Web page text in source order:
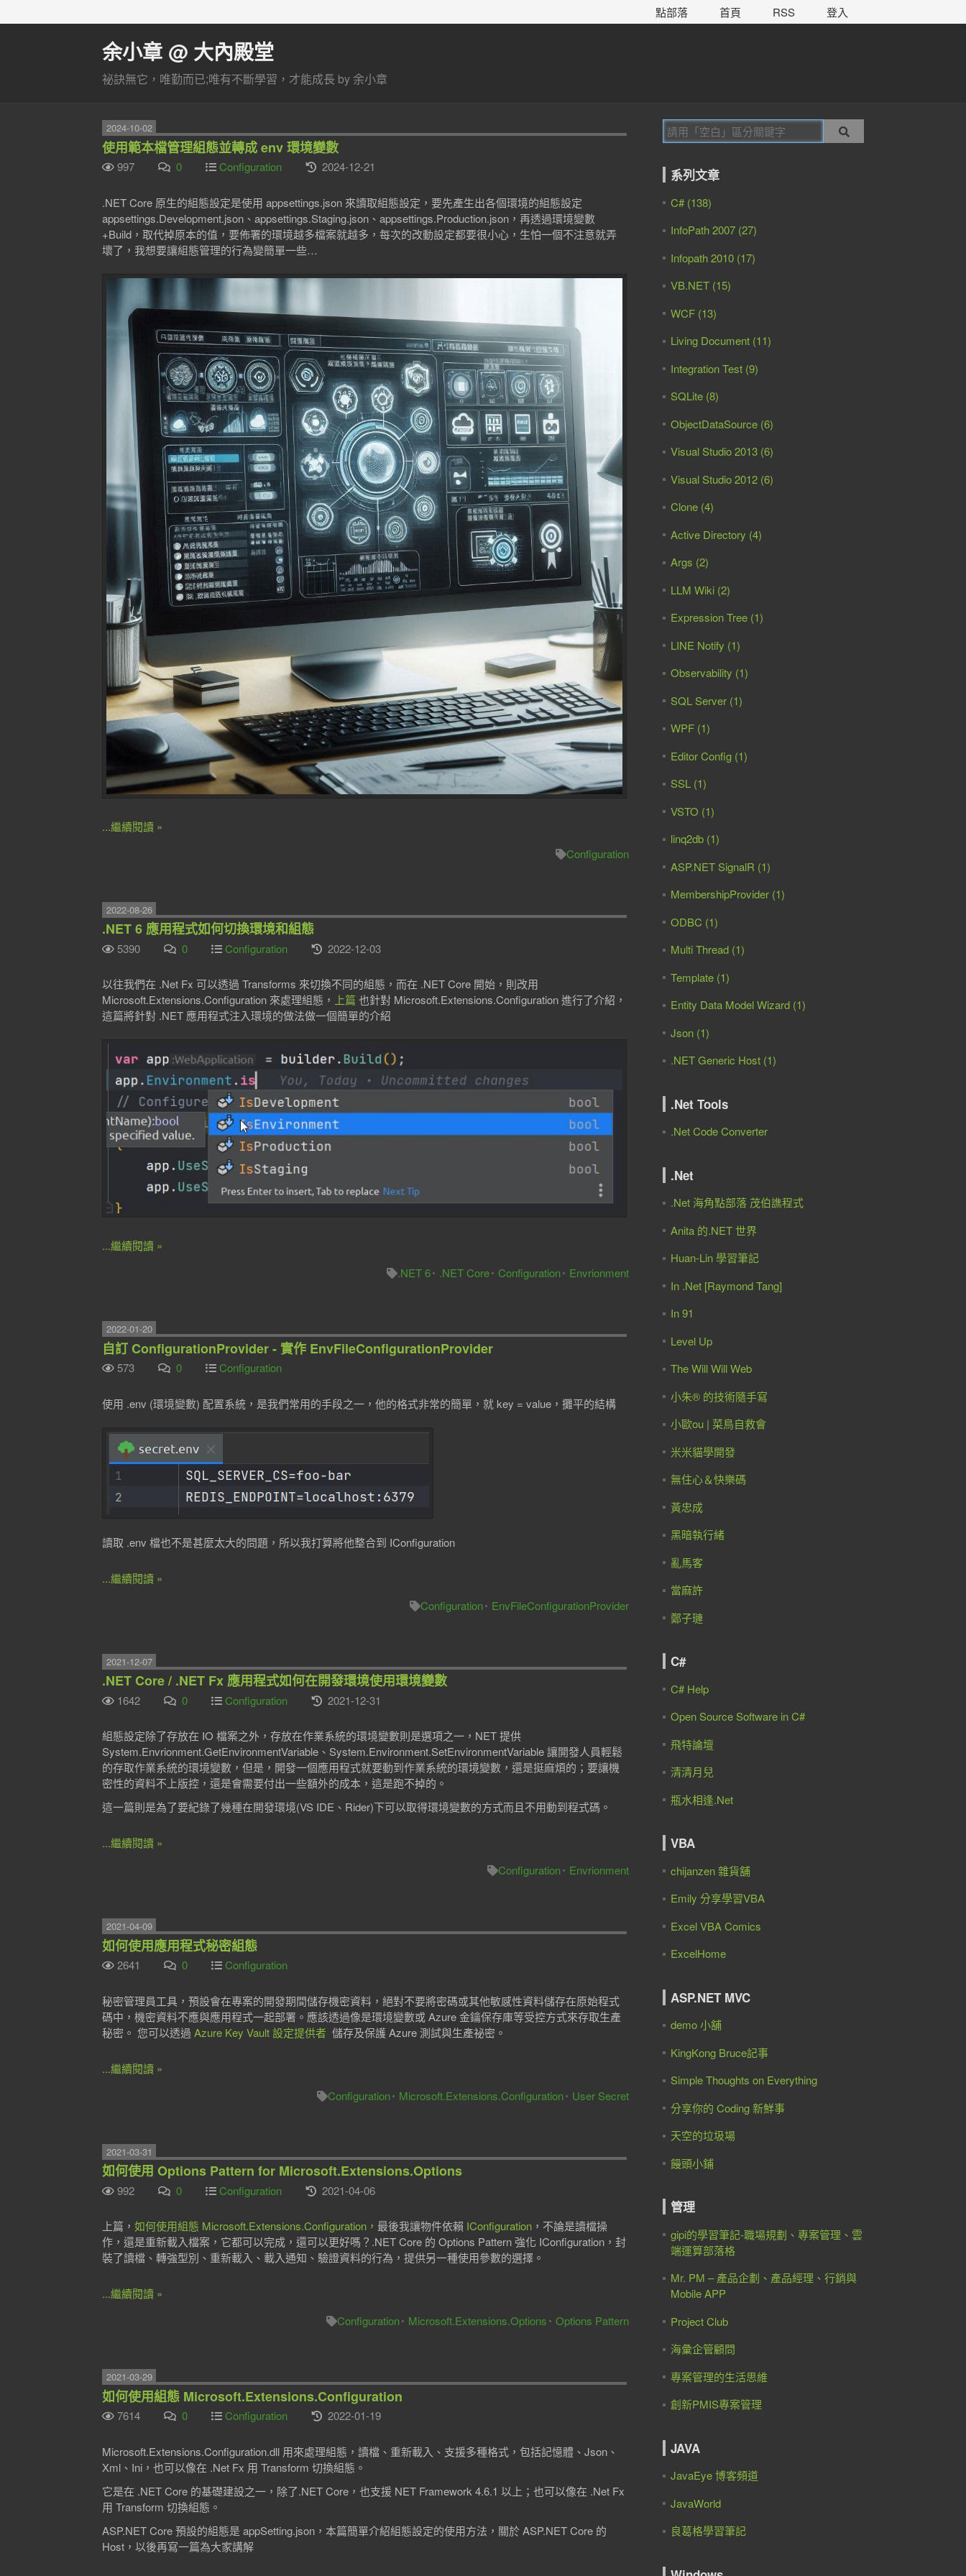
點部落 首頁 RSS 登入
余小章 @ 大內殿堂
祕訣無它，唯勤而已;唯有不斷學習，才能成長 by 余小章
2024-10-02
使用範本檔管理組態並轉成 env 環境變數
997 0 Configuration 2024-12-21
.NET Core 原生的組態設定是使用 appsettings.json 來讀取組態設定，要先產生出各個環境的組態設定
appsettings.Development.json、appsettings.Staging.json、appsettings.Production.json，再透過環境變數
+Build，取代掉原本的值，要佈署的環境越多檔案就越多，每次的改動設定都要很小心，生怕一個不注意就弄
壞了，我想要讓組態管理的行為變簡單一些…
...繼續閱讀 »
Configuration
2022-08-26
.NET 6 應用程式如何切換環境和組態
5390 0 Configuration 2022-12-03
以往我們在 .Net Fx 可以透過 Transforms 來切換不同的組態，而在 .NET Core 開始，則改用
Microsoft.Extensions.Configuration 來處理組態， 上篇也針對 Microsoft.Extensions.Configuration 進行了介紹，
這篇將針對 .NET 應用程式注入環境的做法做一個簡單的介紹
...繼續閱讀 »
.NET 6
.NET Core Configuration Envrionment
2022-01-20
自訂 ConfigurationProvider - 實作 EnvFileConfigurationProvider
573 0 Configuration
使用 .env (環境變數) 配置系統，是我們常用的手段之一，他的格式非常的簡單，就 key = value，攤平的結構
讀取 .env 檔也不是甚麼太大的問題，所以我打算將他整合到 IConfiguration
...繼續閱讀 »
Configuration
EnvFileConfigurationProvider
2021-12-07
.NET Core / .NET Fx 應用程式如何在開發環境使用環境變數
1642 0 Configuration 2021-12-31
組態設定除了存放在 IO 檔案之外，存放在作業系統的環境變數則是選項之一，NET 提供
System.Envrionment.GetEnvironmentVariable、System.Environment.SetEnvironmentVariable 讓開發人員輕鬆
的存取作業系統的環境變數，但是，開發一個應用程式就要動到作業系統的環境變數，還是挺麻煩的；要讓機
密性的資料不上版控，還是會需要付出一些額外的成本，這是跑不掉的。
這一篇則是為了要紀錄了幾種在開發環境(VS IDE、Rider)下可以取得環境變數的方式而且不用動到程式碼。
...繼續閱讀 »
Configuration
Envrionment
2021-04-09
如何使用應用程式秘密組態
2641 0 Configuration
秘密管理員工具，預設會在專案的開發期間儲存機密資料，絕對不要將密碼或其他敏感性資料儲存在原始程式
碼中，機密資料不應與應用程式一起部署。應該透過像是環境變數或 Azure 金鑰保存庫等受控方式來存取生產
秘密。 您可以透過 Azure Key Vault 設定提供者 儲存及保護 Azure 測試與生產祕密。
...繼續閱讀 »
Configuration
Microsoft.Extensions.Configuration User Secret
2021-03-31
如何使用 Options Pattern for Microsoft.Extensions.Options
992 0 Configuration 2021-04-06
上篇， 如何使用組態 Microsoft.Extensions.Configuration， 最後我讓物件依賴 IConfiguration ，不論是讀檔操
作，還是重新載入檔案，它都可以完成，還可以更好嗎？.NET Core 的 Options Pattern 強化 IConfiguration，封
裝了讀檔、轉強型別、重新載入、載入通知、驗證資料的行為，提供另一種使用參數的選擇。
...繼續閱讀 »
Configuration
Microsoft.Extensions.Options Options Pattern
2021-03-29
如何使用組態 Microsoft.Extensions.Configuration
7614 0 Configuration 2022-01-19
Microsoft.Extensions.Configuration.dll 用來處理組態，讀檔、重新載入、支援多種格式，包括記憶體、Json、
Xml、Ini，也可以像在 .Net Fx 用 Transform 切換組態。
它是在 .NET Core 的基礎建設之一，除了.NET Core，也支援 NET Framework 4.6.1 以上；也可以像在 .Net Fx
用 Transform 切換組態。
ASP.NET Core 預設的組態是 appSetting.json，本篇簡單介紹組態設定的使用方法，關於 ASP.NET Core 的
Host，以後再寫一篇為大家講解
系列文章
C# (138)
InfoPath 2007 (27)
Infopath 2010 (17)
VB.NET (15)
WCF (13)
Living Document (11)
Integration Test (9)
SQLite (8)
ObjectDataSource (6)
Visual Studio 2013 (6)
Visual Studio 2012 (6)
Clone (4)
Active Directory (4)
Args (2)
LLM Wiki (2)
Expression Tree (1)
LINE Notify (1)
Observability (1)
SQL Server (1)
WPF (1)
Editor Config (1)
SSL (1)
VSTO (1)
linq2db (1)
ASP.NET SignalR (1)
MembershipProvider (1)
ODBC (1)
Multi Thread (1)
Template (1)
Entity Data Model Wizard (1)
Json (1)
.NET Generic Host (1)
.Net Tools
.Net Code Converter
.Net
.Net 海角點部落 茂伯譙程式
Anita 的.NET 世界
Huan-Lin 學習筆記
In .Net [Raymond Tang]
In 91
Level Up
The Will Will Web
小朱® 的技術隨手寫
小歐ou | 菜鳥自救會
米米貓學開發
無住心＆快樂碼
黃忠成
黑暗執行緒
亂馬客
當麻許
鄭子璉
C#
C# Help
Open Source Software in C#
飛特論壇
清清月兒
瓶水相逢.Net
VBA
chijanzen 雜貨舖
Emily 分享學習VBA
Excel VBA Comics
ExcelHome
ASP.NET MVC
demo 小舖
KingKong Bruce記事
Simple Thoughts on Everything
分享你的 Coding 新鮮事
天空的垃圾場
饅頭小鋪
管理
gipi的學習筆記-職場規劃、專案管理、雲
端運算部落格
Mr. PM – 產品企劃、產品經理、行銷與
Mobile APP
Project Club
海彙企管顧問
專案管理的生活思維
創新PMIS專案管理
JAVA
JavaEye 博客頻道
JavaWorld
良葛格學習筆記